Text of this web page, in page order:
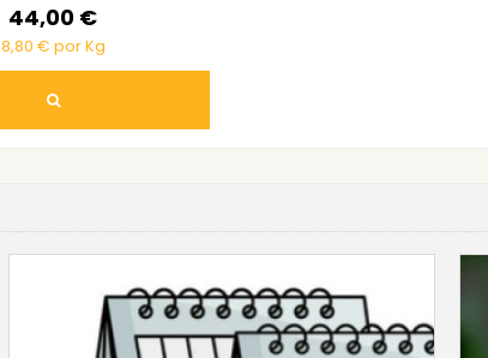
44,00 €
8,80 € por Kg